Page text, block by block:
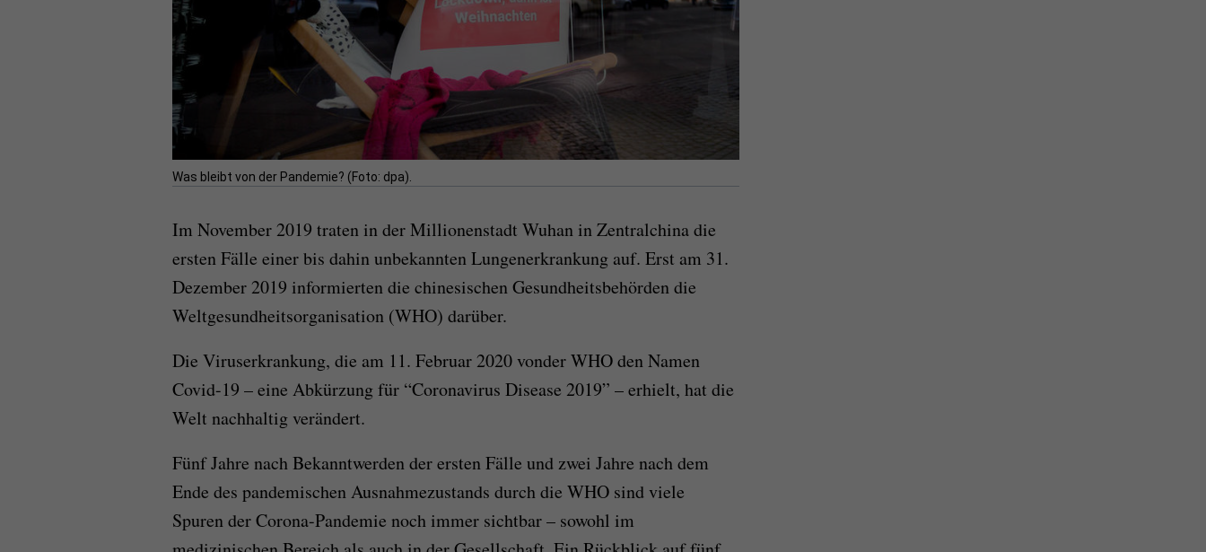
Was bleibt von der Pandemie? (Foto: dpa).
Im November 2019 traten in der Millionenstadt Wuhan in Zentralchina die
ersten Fälle einer bis dahin unbekannten Lungenerkrankung auf. Erst am 31.
Dezember 2019 informierten die chinesischen Gesundheitsbehörden die
Weltgesundheitsorganisation (WHO) darüber.
Die Viruserkrankung, die am 11. Februar 2020 vonder WHO den Namen
Covid-19 – eine Abkürzung für “Coronavirus Disease 2019” – erhielt, hat die
Welt nachhaltig verändert.
Fünf Jahre nach Bekanntwerden der ersten Fälle und zwei Jahre nach dem
Ende des pandemischen Ausnahmezustands durch die WHO sind viele
Spuren der Corona-Pandemie noch immer sichtbar – sowohl im